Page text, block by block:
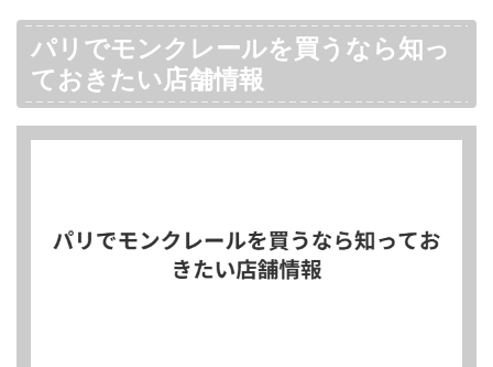
パリでモンクレールを買うなら知っ
ておきたい店舗情報